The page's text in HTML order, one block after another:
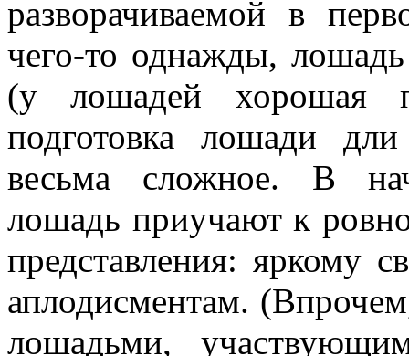
разворачиваемой в
чего-то однажды,
(у лошадей хорошая
подготовка лошади
весьма сложное. В
лошадь приучают к
представления: яркому
аплодисментам.
лошадьми,